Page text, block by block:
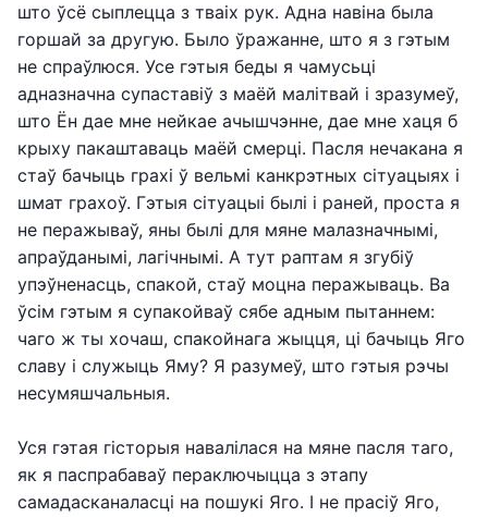
што ўсё сыплецца з тваіх рук. Адна навіна была
горшай за другую. Было ўражанне, што я з гэтым
не спраўлюся. Усе гэтыя беды я чамусьці
адназначна супаставіў з маёй малітвай і зразумеў,
што Ён дае мне нейкае ачышчэнне, дае мне хаця б
крыху пакаштаваць маёй смерці. Пасля нечакана я
стаў бачыць грахі ў вельмі канкрэтных сітуацыях і
шмат грахоў. Гэтыя сітуацыі былі і раней, проста я
не перажываў, яны былі для мяне малазначнымі,
апраўданымі, лагічнымі. А тут раптам я згубіў
упэўненасць, спакой, стаў моцна перажываць. Ва
ўсім гэтым я супакойваў сябе адным пытаннем:
чаго ж ты хочаш, спакойнага жыцця, ці бачыць Яго
славу і служыць Яму? Я разумеў, што гэтыя рэчы
несумяшчальныя.
Уся гэтая гісторыя навалілася на мяне пасля таго,
як я паспрабаваў пераключыцца з этапу
самадасканаласці на пошукі Яго. І не прасіў Яго,